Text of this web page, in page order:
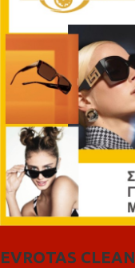
EVROTAS CLEAN